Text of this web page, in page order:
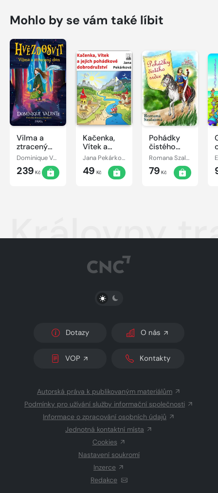
Mohlo by se vám také líbit
Vilma a
ztracený
den
Dominique Valente
239 Kč
Kačenka,
Vítek a
jejich
pohádkové
dobrodružství
Jana Pekárková
49 Kč
Pohádky
čistého
srdce
Romana Szalaiová
79 Kč
Královny
PŘEPNOUT SVĚTLÝ/TMAVÝ REŽIM
Dotazy O nás
VOP Kontakty
Autorská práva k publikovaným materiálům
Podmínky pro užívání služby informační společnosti
Informace o zpracování osobních údajů
Jednotná kontaktní místa
Cookies
Nastavení soukromí
Inzerce
Redakce